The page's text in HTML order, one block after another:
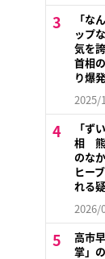
「な
ップ
気を
首相
り爆発
2025/
「ず
相 熊
のな
ヒー
れる
2026/
高市
掌」